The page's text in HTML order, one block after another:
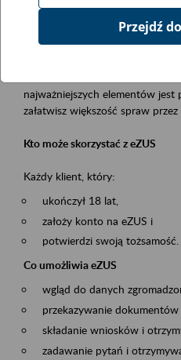
Event description
Platforma Usług
najważniejszych elementów jest
załatwisz większość spraw
Kto może skorzystać z eZUS
Każdy klient, który:
ukończył 18 lat,
założy konto na eZUS i
potwierdzi swoją tożsamość.
Co umożliwia eZUS
wgląd do danych
przekazywanie
składanie wniosków i
zadawanie pytań i
Przejdź